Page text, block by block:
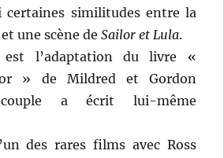
certaines similitudes entre la
une scène deSailor et Lula.
l’adaptation du livre «
» de Mildred et Gordon
a écrit lui-même
des rares films avec Ross